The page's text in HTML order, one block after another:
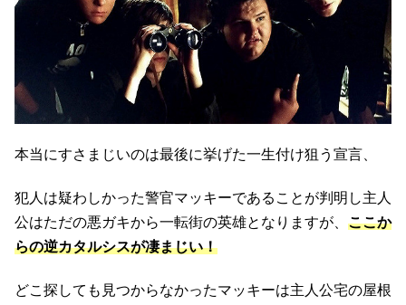
本当にすさまじいのは最後に挙げた一生付け狙う宣言、
犯人は疑わしかった警官マッキーであることが判明し主人
公はただの悪ガキから一転街の英雄となりますが、 ここか
らの逆カタルシスが凄まじい！
どこ探しても見つからなかったマッキーは主人公宅の屋根